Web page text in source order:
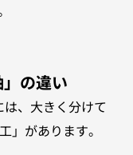
の違い
、大きく分けて
」があります。